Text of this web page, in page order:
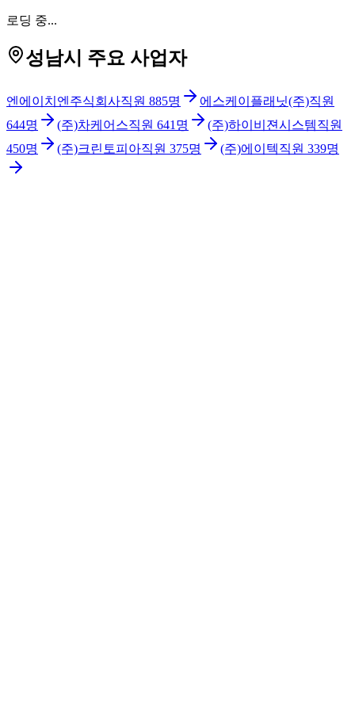
로딩 중...
성남시 주요 사업자
엔에이치엔주식회사직원 885명 에스케이플래닛(주)직원
644명 (주)차케어스직원 641 명 (주)하이비젼시스템직원
450명 (주)크린토피아직원 375명 (주)에이텍직원 339명